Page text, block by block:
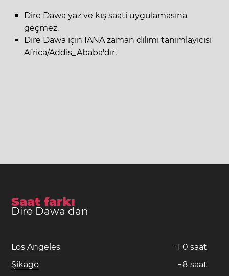
Dire Dawa yaz ve kış saati uygulamasına
geçmez.
Dire Dawa için IANA zaman dilimi tanımlayıcısı
Africa/Addis_Ababa'dır.
Saat farkı
Dire Dawa dan
Los Angeles − 1 0 saat
Şikago
−8 saat